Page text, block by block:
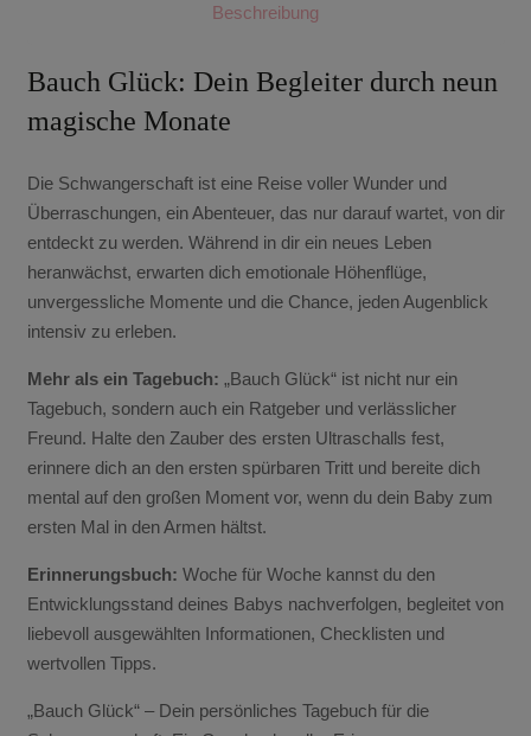
Beschreibung
Bauch Glück: Dein Begleiter durch neun
magische Monate
Die Schwangerschaft ist eine Reise voller Wunder und
Überraschungen, ein Abenteuer, das nur darauf wartet, von dir
entdeckt zu werden. Während in dir ein neues Leben
heranwächst, erwarten dich emotionale Höhenflüge,
unvergessliche Momente und die Chance, jeden Augenblick
intensiv zu erleben.
Mehr als ein Tagebuch: „Bauch Glück“ ist nicht nur ein
Tagebuch, sondern auch ein Ratgeber und verlässlicher
Freund. Halte den Zauber des ersten Ultraschalls fest,
erinnere dich an den ersten spürbaren Tritt und bereite dich
mental auf den großen Moment vor, wenn du dein Baby zum
ersten Mal in den Armen hältst.
Erinnerungsbuch: Woche für Woche kannst du den
Entwicklungsstand deines Babys nachverfolgen, begleitet von
liebevoll ausgewählten Informationen, Checklisten und
wertvollen Tipps.
„Bauch Glück“ – Dein persönliches Tagebuch für die